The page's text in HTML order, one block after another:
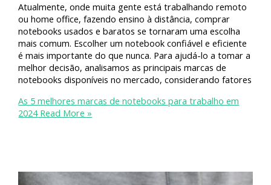
Atualmente, onde muita gente está trabalhando remoto
ou home office, fazendo ensino à distância, comprar
notebooks usados e baratos se tornaram uma escolha
mais comum. Escolher um notebook confiável e eficiente
é mais importante do que nunca. Para ajudá-lo a tomar a
melhor decisão, analisamos as principais marcas de
notebooks disponíveis no mercado, considerando fatores
As 5 melhores marcas de notebooks para trabalho em
2024Read More »